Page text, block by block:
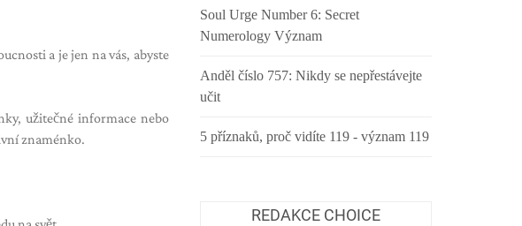
a je jen na vás, abyste
užitečné informace nebo
znaménko.
Soul Urge Number 6: Secret
Numerology Význam
Anděl číslo 757: Nikdy se nepřestávejte
učit
5 příznaků, proč vidíte 119 - význam 119
REDAKCE CHOICE